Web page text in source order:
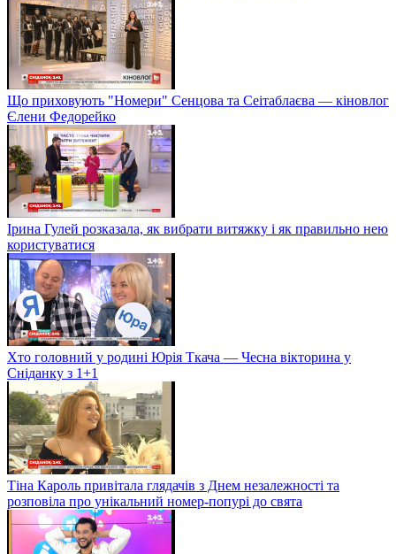
Що приховують "Номери" Сенцова та Сеітаблаєва — кіновлог
Єлени Федорейко
Ірина Гулей розказала, як вибрати витяжку і як правильно нею
користуватися
Хто головний у родині Юрія Ткача — Чесна вікторина у
Сніданку з 1+1
Тіна Кароль привітала глядачів з Днем незалежності та
розповіла про унікальний номер-попурі до свята